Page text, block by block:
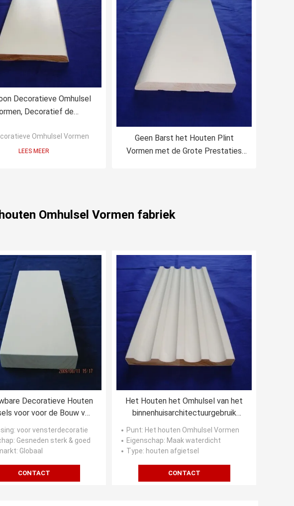
Decoratieve Omhulsel
Decoratief de
Omhulsel Vormen
LEES MEER
Geen Barst het Houten Plint
Vormen met de Grote Prestaties
Omhulsel Vormen fabriek
Decoratieve Houten
voor voor de Bouw van
: voor vensterdecoratie
: Gesneden sterk & goed
: Globaal
CONTACT
Het Houten het Omhulsel van het
binnenhuisarchitectuurgebruik
Vormen met Unpainted Vlotte
Oppervlakte
Punt: Het houten Omhulsel Vormen
Eigenschap: Maak waterdicht
Type: houten afgietsel
CONTACT